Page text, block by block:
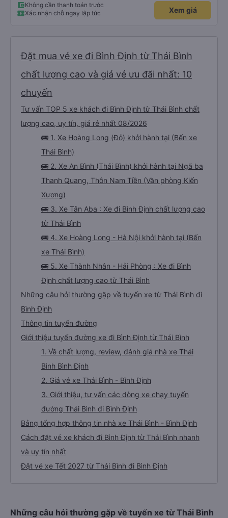
Không cần thanh toán trước
Xác nhận chỗ ngay lập tức
Xem giá
Đặt mua vé xe đi Bình Định từ Thái Bình
chất lượng cao và giá vé ưu đãi nhất: 10
chuyến
Tư vấn TOP 5 xe khách đi Bình Định từ Thái Bình chất
lượng cao, uy tín, giá rẻ nhất 08/2026
🚌 1. Xe Hoàng Long (Đỏ) khởi hành tại (Bến xe
Thái Bình)
🚌 2. Xe An Bình (Thái Bình) khởi hành tại Ngã ba
Thanh Quang, Thôn Nam Tiền (Văn phòng Kiến
Xương)
🚌 3. Xe Tân Aba : Xe đi Bình Định chất lượng cao
từ Thái Bình
🚌 4. Xe Hoàng Long - Hà Nội khởi hành tại (Bến
xe Thái Bình)
🚌 5. Xe Thành Nhân - Hải Phòng : Xe đi Bình
Định chất lượng cao từ Thái Bình
Những câu hỏi thường gặp về tuyến xe từ Thái Bình đi
Bình Định
Thông tin tuyến đường
Giới thiệu tuyến đường xe đi Bình Định từ Thái Bình
1. Về chất lượng, review, đánh giá nhà xe Thái
Bình Bình Định
2. Giá vé xe Thái Bình - Bình Định
3. Giới thiệu, tư vấn các dòng xe chạy tuyến
đường Thái Bình đi Bình Định
Bảng tổng hợp thông tin nhà xe Thái Bình - Bình Định
Cách đặt vé xe khách đi Bình Định từ Thái Bình nhanh
và uy tín nhất
Đặt vé xe Tết 2027 từ Thái Bình đi Bình Định
Những câu hỏi thường gặp về tuyến xe từ Thái Bình